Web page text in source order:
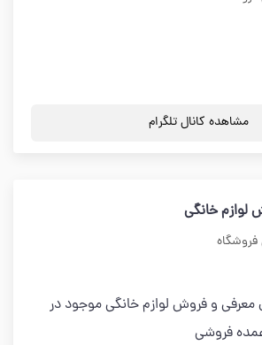
مشاهده کانال تلگرام
لوازم خانگی
فروشگاه
و فروش لوازم خانگی موجود در
عمده فروشی